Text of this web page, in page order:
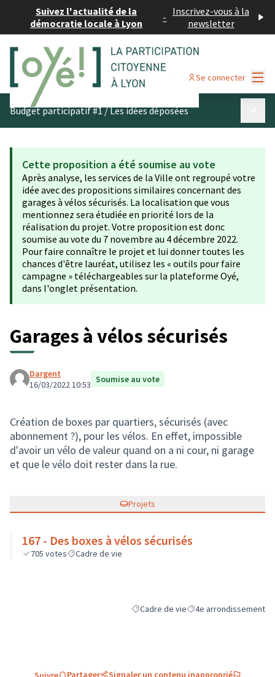
Suivez l'actualité de la
démocratie locale à Lyon
- Inscrivez-vous à la
newsletter
Se connecter
Budget participatif #1/Les idées déposées
Cette proposition a été soumise au vote
Après analyse, les services de la Ville ont regroupé votre
idée avec des propositions similaires concernant des
garages à vélos sécurisés. La localisation que vous
mentionnez sera étudiée en priorité lors de la
réalisation du projet. Votre proposition est donc
soumise au vote du 7 novembre au 4 décembre 2022.
Pour faire connaître le projet et lui donner toutes les
chances d'être lauréat, utilisez les « outils pour faire
campagne » téléchargeables sur la plateforme Oyé,
dans l'onglet présentation.
Garages à vélos sécurisés
Dargent
16/03/2022 10:53 Soumise au vote
Création de boxes par quartiers, sécurisés (avec
abonnement ?), pour les vélos. En effet, impossible
d'avoir un vélo de valeur quand on a ni cour, ni garage
et que le vélo doit rester dans la rue.
Projets
167 - Des boxes à vélos sécurisés
705 votes Cadre de vie
Filtrer les résultats de la catégorie :
Cadre de vieFiltrer les résultats
4e arrondissement
Partager Signaler un contenu inapproprié